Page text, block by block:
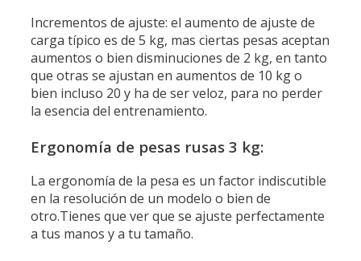
Incrementos de ajuste: el aumento de ajuste de
carga típico es de 5 kg, mas ciertas pesas aceptan
aumentos o bien disminuciones de 2 kg, en tanto
que otras se ajustan en aumentos de 10 kg o
bien incluso 20 y ha de ser veloz, para no perder
la esencia del entrenamiento.
Ergonomía de pesas rusas 3 kg:
La ergonomía de la pesa es un factor indiscutible
en la resolución de un modelo o bien de
otro.Tienes que ver que se ajuste perfectamente
a tus manos y a tu tamaño.